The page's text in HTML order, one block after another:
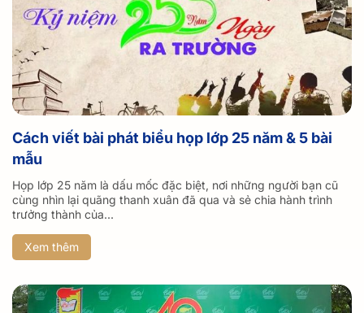
Cách viết bài phát biểu họp lớp 25 năm & 5 bài
mẫu
Họp lớp 25 năm là dấu mốc đặc biệt, nơi những người bạn cũ
cùng nhìn lại quãng thanh xuân đã qua và sẻ chia hành trình
trưởng thành của...
Xem thêm